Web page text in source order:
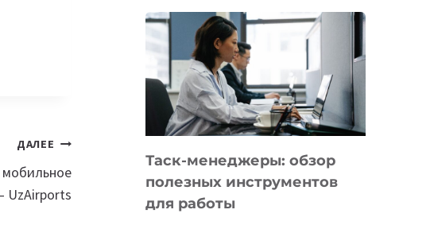
ДАЛЕЕ
UzAirports
PROMETHEUS
ДЛЯ
СОЗДАНИЯ
«ИСКУССТВЕННОГО
ИНЖЕНЕРА»
Таск-менеджеры: обзор
полезных инструментов
для работы